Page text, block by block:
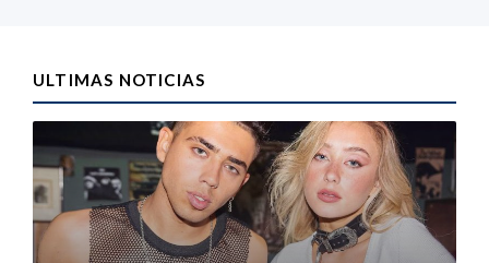
ULTIMAS NOTICIAS